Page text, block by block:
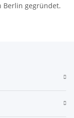
Berlin gegründet.